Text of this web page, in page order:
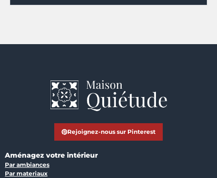
Rejoignez-nous sur Pinterest
Aménagez votre intérieur
Par ambiances
Par materiaux